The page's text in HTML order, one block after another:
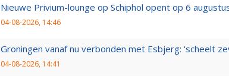
Nieuwe Privium-lounge op Schiphol opent op 6
04-08-2026, 14:46
Groningen vanaf nu verbonden met Esbjerg: 'scheelt
04-08-2026, 14:41